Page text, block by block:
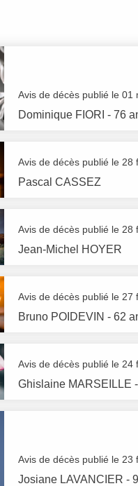
Avis de décès publié le 01
Dominique FIORI - 76
Avis de décès publié le 28
Pascal CASSEZ
Avis de décès publié le 28
Jean-Michel HOYER
Avis de décès publié le 27
Bruno POIDEVIN - 62
Avis de décès publié le 24
Ghislaine MARSEILLE
Avis de décès publié le 23
Josiane LAVANCIER -